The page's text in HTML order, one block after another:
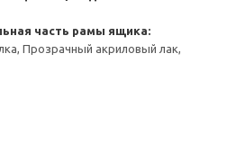
часть рамы ящика:
Прозрачный акриловый лак,